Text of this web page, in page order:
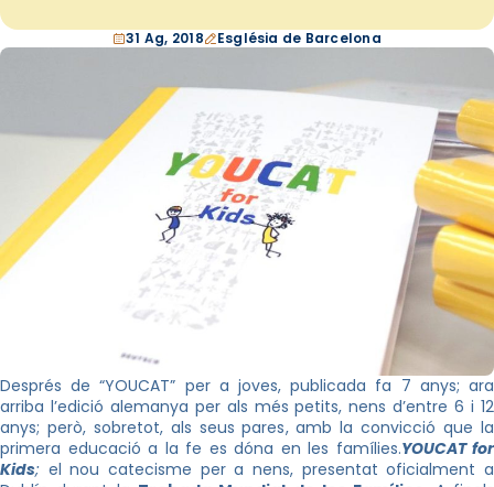
31 Ag, 2018 Església de Barcelona
Després de “YOUCAT” per a joves, publicada fa 7 anys; ara
arriba l’edició alemanya per als més petits, nens d’entre 6 i 12
anys; però, sobretot, als seus pares, amb la convicció que la
primera educació a la fe es dóna en les famílies.YOUCAT for
Kids; el nou catecisme per a nens, presentat oficialment a